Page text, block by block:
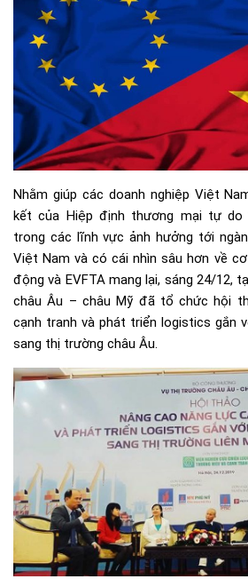
Nhằm giúp các doanh nghiệp Việt
kết của Hiệp định thương mại tự do
trong các lĩnh vực ảnh hưởng tới
Việt Nam và có cái nhìn sâu hơn về
động và EVFTA mang lại, sáng 24/12,
châu Âu – châu Mỹ đã tổ chức hội
cạnh tranh và phát triển logistics gắn
sang thị trường châu Âu.